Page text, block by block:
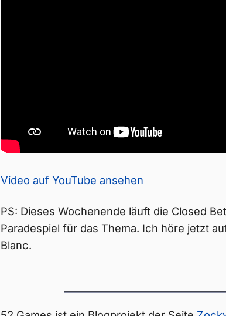
Video auf YouTube ansehen
PS: Dieses Wochenende läuft die Closed
Paradespiel für das Thema. Ich höre jetzt
Blanc.